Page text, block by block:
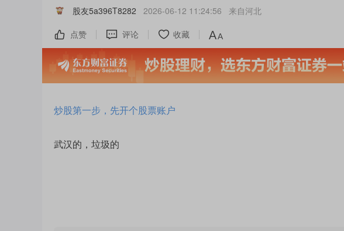
股友5a396T8282 2026-06-12 11:24:56 来自河北
点赞
评论 收藏
炒股第一步，先开个股票账户
武汉的，垃圾的